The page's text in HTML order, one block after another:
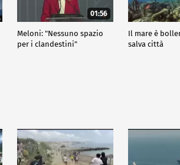
01:56
Meloni: "Nessuno spazio
per i clandestini"
Il mare è
salva città